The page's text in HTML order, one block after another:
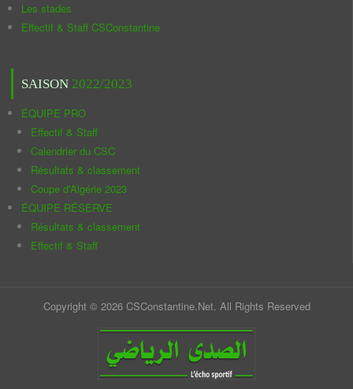
Les stades
Effectif & Staff CSConstantine
SAISON 2022/2023
ÉQUIPE PRO
Effectif & Staff
Calendrier du CSC
Résultats & classement
Coupe d'Algérie 2023
ÉQUIPE RÉSERVE
Résultats & classement
Effectif & Staff
Copyright © 2026 CSConstantine.Net. All Rights Reserved